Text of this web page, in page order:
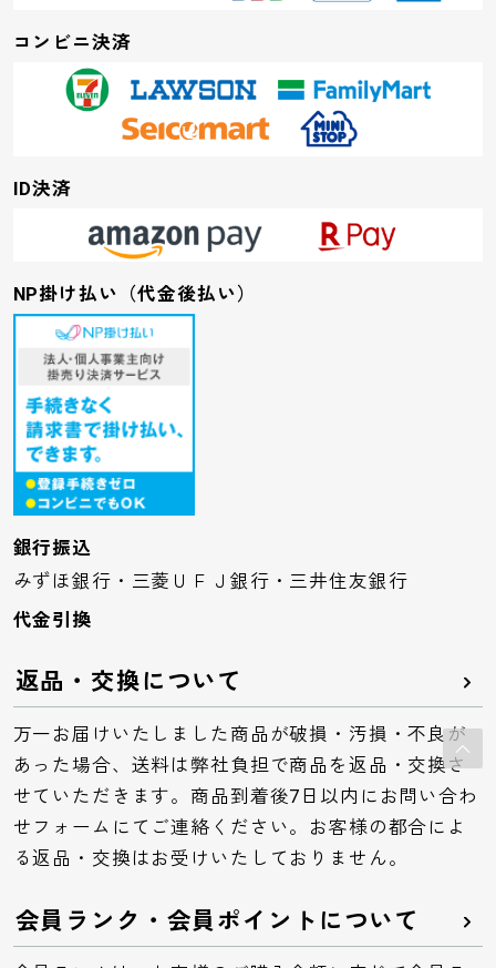
コンビニ決済
ID決済
NP掛け払い（代金後払い）
銀行振込
みずほ銀行・三菱ＵＦＪ銀行・三井住友銀行
代金引換
返品・交換について
万一お届けいたしました商品が破損・汚損・不良が
あった場合、送料は弊社負担で商品を返品・交換さ
せていただきます。商品到着後7日以内にお問い合わ
せフォームにてご連絡ください。お客様の都合によ
る返品・交換はお受けいたしておりません。
会員ランク・会員ポイントについて